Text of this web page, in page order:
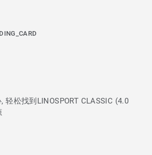
轻松找到LINOSPORT CLASSIC (4.0